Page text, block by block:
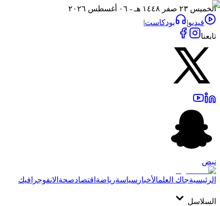
الخميس ٢٣ صفر ١٤٤٨ هـ - ٠٦ أغسطس ٢٠٢٦
فيديو| بودكاست|
تابعنا
نبض
الرئيسيةجاك العلمالأخبار سياسةرياضةاقتصادصحةالانفوجرافيك
السلاسل